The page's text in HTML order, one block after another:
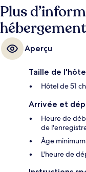
Plus
hébergement
Aperçu
Taille de
Hôtel de 51
Arrivée et
Heure de
de
Âge
L'heure de